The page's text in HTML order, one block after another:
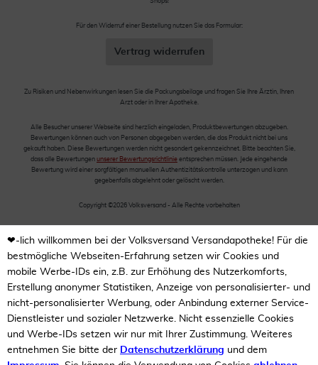
Für den Widerruf einer Bestellung nutzen Sie das Formular:
Vertrag widerrufen
Zu Risiken und Nebenwirkungen lesen Sie die Packungsbeilage und fragen Sie Ihre Ärztin, Ihren
Arzt oder in Ihrer Apotheke.
Alle Besucher unserer Webseite sind herzlich eingeladen, Produktbewertungen abzugeben.
Bewertungen können auch von Personen abgegeben werden, die das Produkt nicht bei uns
gekauft haben. Diese Bewertungen werden nicht gesondert gekennzeichnet. Bitte beachten Sie,
dass alle Bewertungen unserer Bewertungsrichtlinie entsprechen müssen. Jede eingehende
Bewertung wird einer sorgfältigen manuellen Authentizitätskontrolle unterzogen und kann
gegebenfalls abgelehnt oder gelöscht werden.
Copyright ©2026 Volksversand - Alle Rechte vorbehalten
❤-lich willkommen bei der Volksversand Versandapotheke! Für die
bestmögliche Webseiten-Erfahrung setzen wir Cookies und
mobile Werbe-IDs ein, z.B. zur Erhöhung des Nutzerkomforts,
Erstellung anonymer Statistiken, Anzeige von personalisierter- und
nicht-personalisierter Werbung, oder Anbindung externer Service-
Dienstleister und sozialer Netzwerke. Nicht essenzielle Cookies
und Werbe-IDs setzen wir nur mit Ihrer Zustimmung. Weiteres
entnehmen Sie bitte der Datenschutzerklärung und dem